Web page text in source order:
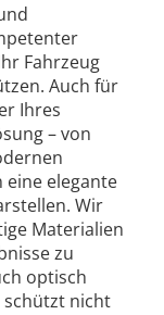
Fahrzeug
Auch für
Ihres
– von
eine elegante
Wir
Materialien
zu
optisch
schützt nicht